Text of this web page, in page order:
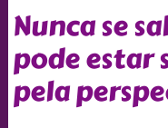
Nunca se
pode estar
pela